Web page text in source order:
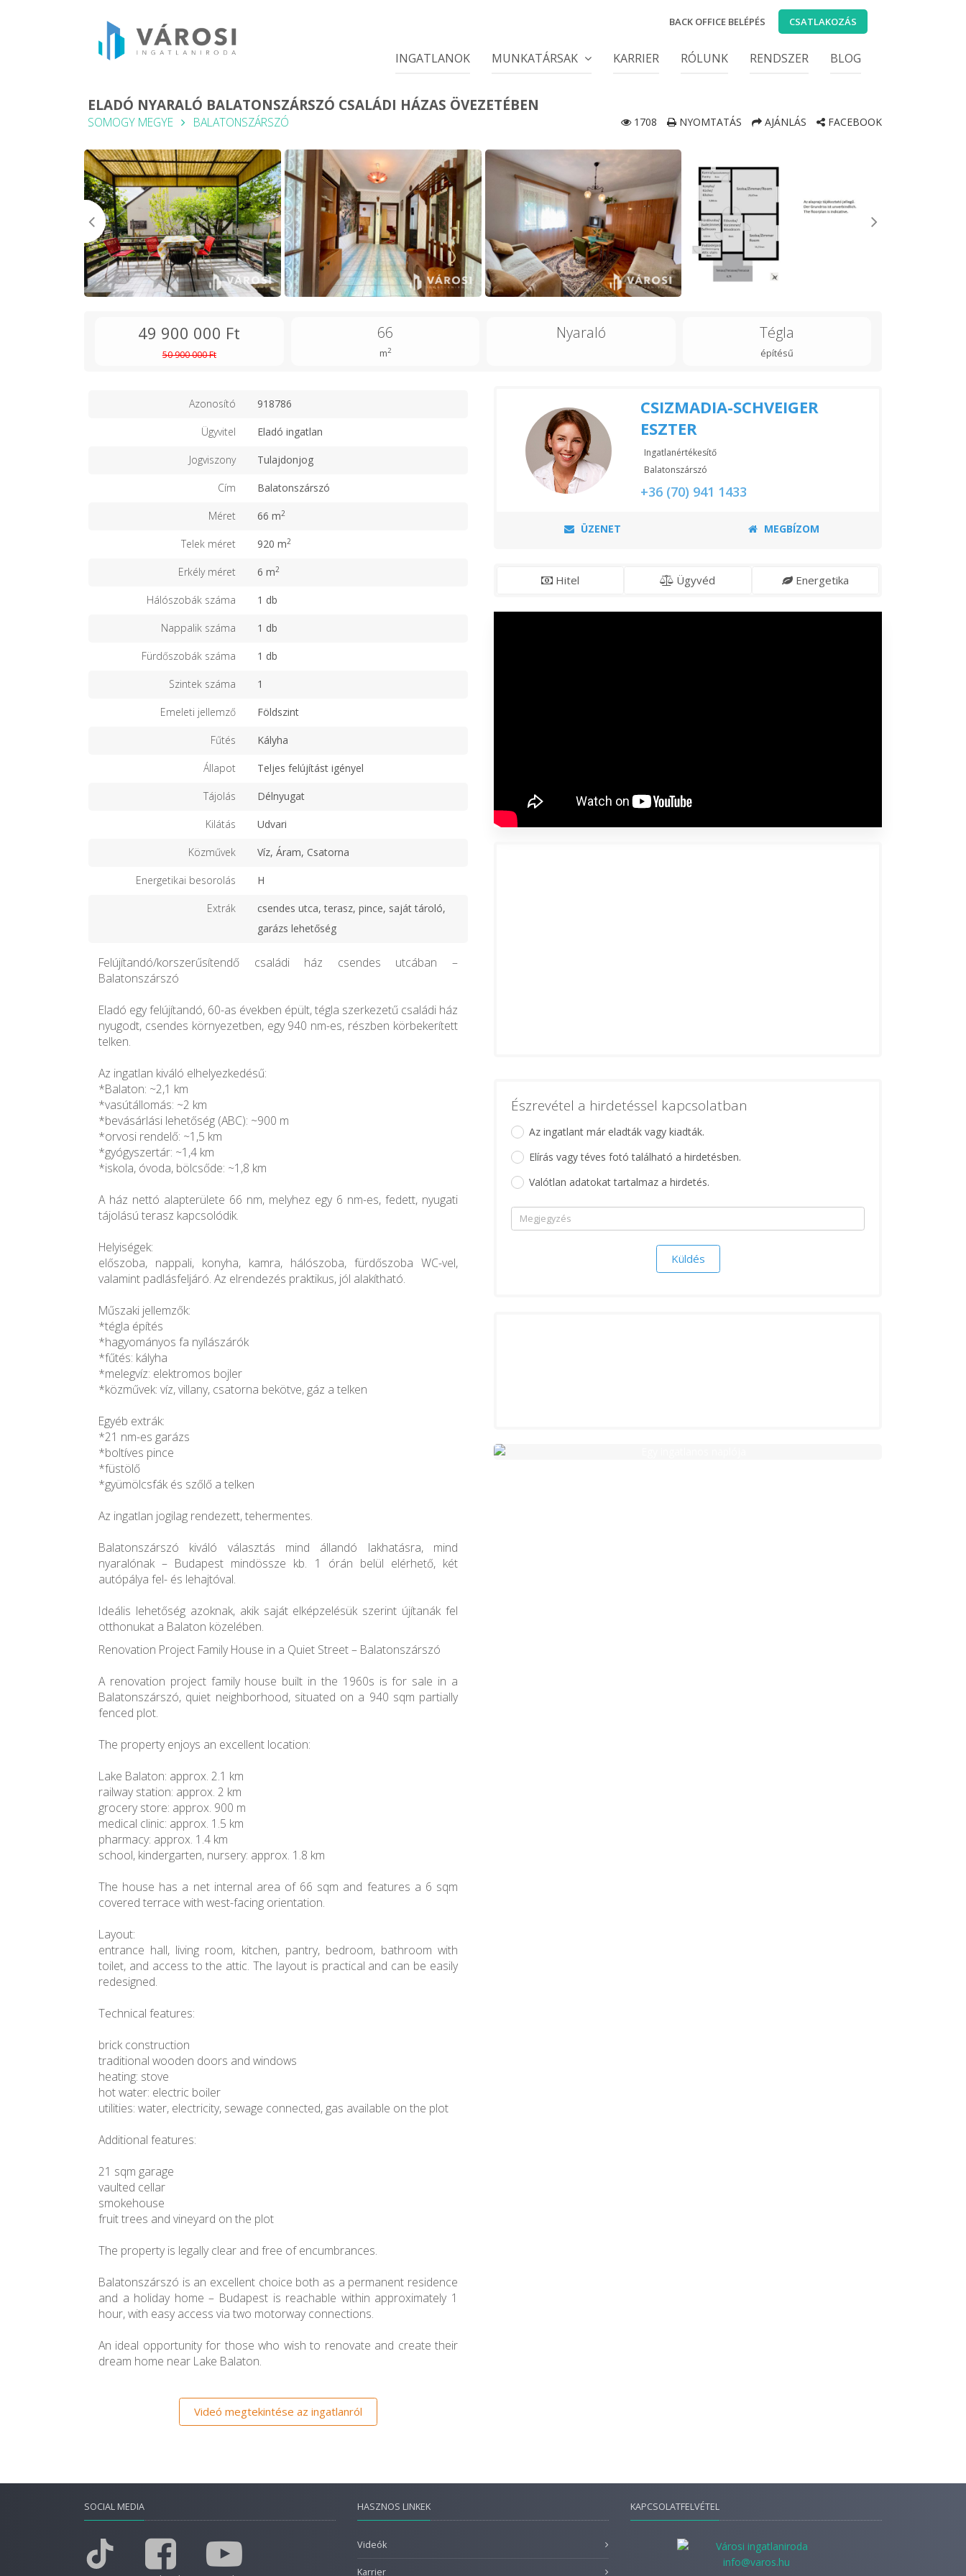
BACK OFFICE BELÉPÉS CSATLAKOZÁS
INGATLANOK MUNKATÁRSAK KARRIER RÓLUNK RENDSZER BLOG
ELADÓ NYARALÓ BALATONSZÁRSZÓ CSALÁDI HÁZAS ÖVEZETÉBEN
SOMOGY MEGYE BALATONSZÁRSZÓ 1708 NYOMTATÁS AJÁNLÁS FACEBOOK
49 900 000 Ft
50 900 000 Ft
66
m2
Nyaraló Tégla
építésű
Azonosító 918786
Ügyvitel Eladó ingatlan
Jogviszony Tulajdonjog
Cím Balatonszárszó
Méret 66 m2
Telek méret 920 m2
Erkély méret 6 m2
Hálószobák száma 1 db
Nappalik száma 1 db
Fürdőszobák száma 1 db
Szintek száma 1
Emeleti jellemző Földszint
Fűtés Kályha
Állapot Teljes felújítást igényel
Tájolás Délnyugat
Kilátás Udvari
Közművek Víz, Áram, Csatorna
Energetikai besorolás H
Extrák
csendes utca, terasz, pince, saját tároló,
garázs lehetőség
Felújítandó/korszerűsítendő családi ház csendes utcában –
Balatonszárszó
Eladó egy felújítandó, 60-as években épült, tégla szerkezetű családi ház
nyugodt, csendes környezetben, egy 940 nm-es, részben körbekerített
telken.
Az ingatlan kiváló elhelyezkedésű:
*Balaton: ~2,1 km
*vasútállomás: ~2 km
*bevásárlási lehetőség (ABC): ~900 m
*orvosi rendelő: ~1,5 km
*gyógyszertár: ~1,4 km
*iskola, óvoda, bölcsőde: ~1,8 km
A ház nettó alapterülete 66 nm, melyhez egy 6 nm-es, fedett, nyugati
tájolású terasz kapcsolódik.
Helyiségek:
előszoba, nappali, konyha, kamra, hálószoba, fürdőszoba WC-vel,
valamint padlásfeljáró. Az elrendezés praktikus, jól alakítható.
Műszaki jellemzők:
*tégla építés
*hagyományos fa nyílászárók
*fűtés: kályha
*melegvíz: elektromos bojler
*közművek: víz, villany, csatorna bekötve, gáz a telken
Egyéb extrák:
*21 nm-es garázs
*boltíves pince
*füstölő
*gyümölcsfák és szőlő a telken
Az ingatlan jogilag rendezett, tehermentes.
Balatonszárszó kiváló választás mind állandó lakhatásra, mind
nyaralónak – Budapest mindössze kb. 1 órán belül elérhető, két
autópálya fel- és lehajtóval.
Ideális lehetőség azoknak, akik saját elképzelésük szerint újítanák fel
otthonukat a Balaton közelében.
Renovation Project Family House in a Quiet Street – Balatonszárszó
A renovation project family house built in the 1960s is for sale in a
Balatonszárszó, quiet neighborhood, situated on a 940 sqm partially
fenced plot.
The property enjoys an excellent location:
Lake Balaton: approx. 2.1 km
railway station: approx. 2 km
grocery store: approx. 900 m
medical clinic: approx. 1.5 km
pharmacy: approx. 1.4 km
school, kindergarten, nursery: approx. 1.8 km
The house has a net internal area of 66 sqm and features a 6 sqm
covered terrace with west-facing orientation.
Layout:
entrance hall, living room, kitchen, pantry, bedroom, bathroom with
toilet, and access to the attic. The layout is practical and can be easily
redesigned.
Technical features:
brick construction
traditional wooden doors and windows
heating: stove
hot water: electric boiler
utilities: water, electricity, sewage connected, gas available on the plot
Additional features:
21 sqm garage
vaulted cellar
smokehouse
fruit trees and vineyard on the plot
The property is legally clear and free of encumbrances.
Balatonszárszó is an excellent choice both as a permanent residence
and a holiday home – Budapest is reachable within approximately 1
hour, with easy access via two motorway connections.
An ideal opportunity for those who wish to renovate and create their
dream home near Lake Balaton.
Videó megtekintése az ingatlanról
CSIZMADIA-SCHVEIGER
ESZTER
Ingatlanértékesítő
Balatonszárszó
+36 (70) 941 1433
ÜZENET MEGBÍZOM
Hitel Ügyvéd Energetika
Észrevétel a hirdetéssel kapcsolatban
Az ingatlant már eladták vagy kiadták.
Elírás vagy téves fotó található a hirdetésben.
Valótlan adatokat tartalmaz a hirdetés.
SOCIAL MEDIA HASZNOS LINKEK
Videók
Karrier
KAPCSOLATFELVÉTEL
info@varos.hu